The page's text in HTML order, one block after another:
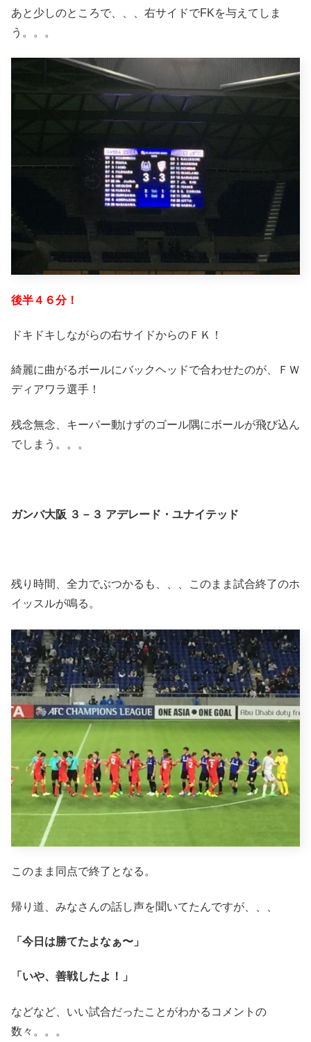
あと少しのところで、、、右サイドでFKを与えてしま
う。。。
後半４６分！
ドキドキしながらの右サイドからのＦＫ！
綺麗に曲がるボールにバックヘッドで合わせたのが、ＦＷ
ディアワラ選手！
残念無念、キーパー動けずのゴール隅にボールが飛び込ん
でしまう。。。
ガンバ大阪 ３－３ アデレード・ユナイテッド
残り時間、全力でぶつかるも、、、このまま試合終了のホ
イッスルが鳴る。
このまま同点で終了となる。
帰り道、みなさんの話し声を聞いてたんですが、、、
「今日は勝てたよなぁ〜」
「いや、善戦したよ！」
などなど、いい試合だったことがわかるコメントの
数々。。。